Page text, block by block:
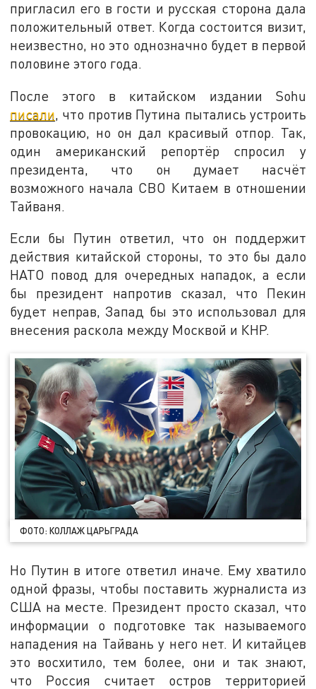
пригласил его в гости и русская сторона дала
положительный ответ. Когда состоится визит,
неизвестно, но это однозначно будет в первой
половине этого года.
После этого в китайском издании Sohu
писали , что против Путина пытались устроить
провокацию, но он дал красивый отпор. Так,
один американский репортёр спросил у
президента, что он думает насчёт
возможного начала СВО Китаем в отношении
Тайваня.
Если бы Путин ответил, что он поддержит
действия китайской стороны, то это бы дало
НАТО повод для очередных нападок, а если
бы президент напротив сказал, что Пекин
будет неправ, Запад бы это использовал для
внесения раскола между Москвой и КНР.
ФОТО: КОЛЛАЖ ЦАРЬГРАДА
Но Путин в итоге ответил иначе. Ему хватило
одной фразы, чтобы поставить журналиста из
США на месте. Президент просто сказал, что
информации о подготовке так называемого
нападения на Тайвань у него нет. И китайцев
это восхитило, тем более, они и так знают,
что Россия считает остров территорией